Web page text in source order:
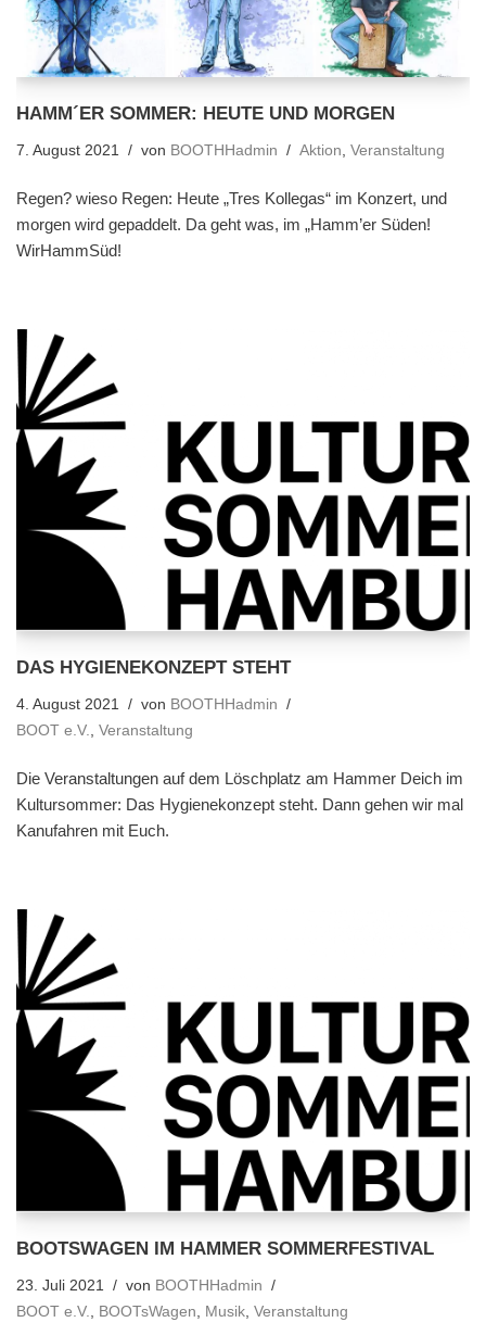
HAMM´ER SOMMER: HEUTE UND MORGEN
7. August 2021 von BOOTHHadmin Aktion Veranstaltung
Regen? wieso Regen: Heute „Tres Kollegas“ im Konzert, und
morgen wird gepaddelt. Da geht was, im „Hamm’er Süden!
WirHammSüd!
DAS HYGIENEKONZEPT STEHT
4. August 2021 von BOOTHHadmin
BOOT e.V., Veranstaltung
Die Veranstaltungen auf dem Löschplatz am Hammer Deich im
Kultursommer: Das Hygienekonzept steht. Dann gehen wir mal
Kanufahren mit Euch.
BOOTSWAGEN IM HAMMER SOMMERFESTIVAL
23. Juli 2021 von BOOTHHadmin
BOOT e.V.
BOOTsWagen Musik Veranstaltung